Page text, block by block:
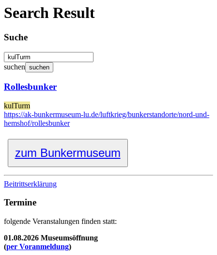
Search Result
Suche
suchen
Rollesbunker
kulTurm
https://ak-bunkermuseum-lu.de/luftkrieg/bunkerstandorte/nord-und-
hemshof/rollesbunker
zum Bunkermuseum
Beitrittserklärung
Termine
folgende Veranstalungen finden statt:
01.08.2026 Museumsöffnung
(per Voranmeldung)